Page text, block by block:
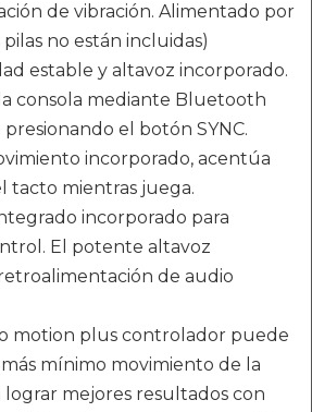
de vibración. Alimentado por
pilas no están incluidas)
estable y altavoz incorporado.
consola mediante Bluetooth
el botón SYNC.
incorporado, acentúa
tacto mientras juega.
incorporado para
El potente altavoz
de audio
motion plus controlador puede
mínimo movimiento de la
lograr mejores resultados con